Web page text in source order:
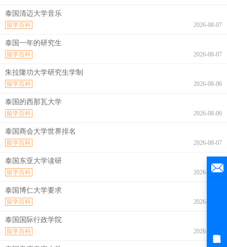
泰国清迈大学音乐
2026-08-07
留学百科
泰国一年的研究生
2026-08-07
留学百科
朱拉隆功大学研究生学制
2026-08-06
留学百科
泰国的西那瓦大学
2026-08-06
留学百科
泰国商会大学世界排名
2026-08-07
留学百科
泰国东亚大学读研
2026-08-07
留学百科
泰国博仁大学要求
2026-08-07
留学百科
泰国国际行政学院
2026-08-07
留学百科